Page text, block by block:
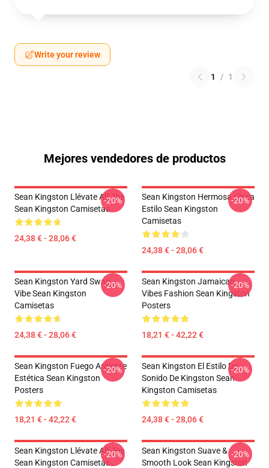
Write your review
1 / 1
Mejores vendedores de productos
Sean Kingston Llévate Allí Tee
Sean Kingston Camisetas
24,38 € - 28,06 €
-20%
Sean Kingston Hermosa Chica
Estilo Sean Kingston
Camisetas
24,38 € - 28,06 €
-20%
Sean Kingston Yard Swag
Vibe Sean Kingston
Camisetas
24,38 € - 28,06 €
-20%
Sean Kingston Jamaican
Vibes Fashion Sean Kingston
Posters
18,21 € - 42,22 €
-20%
Sean Kingston Fuego Ardiente
Estética Sean Kingston
Posters
18,21 € - 42,22 €
-20%
Sean Kingston El Estilo De
Sonido De Kingston Sean
Kingston Camisetas
24,38 € - 28,06 €
-20%
Sean Kingston Llévate Allí Tee
Sean Kingston Camisetas
-20%
Sean Kingston Suave &
Smooth Look Sean Kingston
-20%